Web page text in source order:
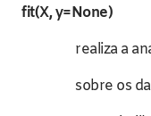
fit(X, y=None)
realiza a
sobre os